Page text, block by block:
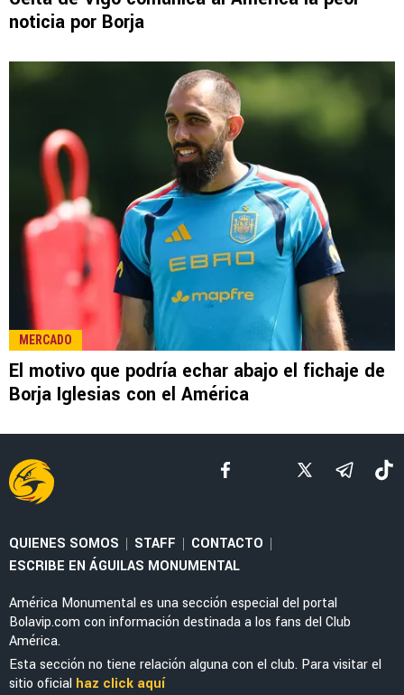
LEE TAMBIÉN
RUMORES
ESPN confirma que Borja Iglesias no llegaría
como refuerzo al Club América